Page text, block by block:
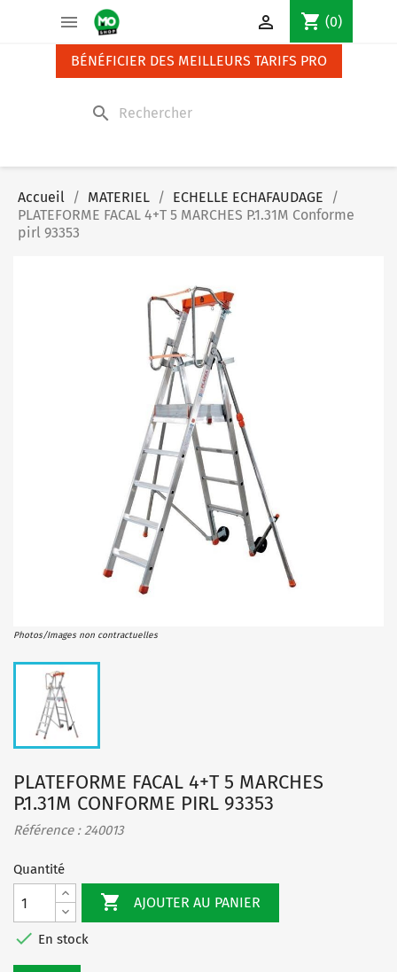
 shopping_cart (0)

BÉNÉFICIER DES MEILLEURS TARIFS PRO
search
Accueil MATERIEL
ECHELLE ECHAFAUDAGE
PLATEFORME FACAL 4+T 5 MARCHES P.1.31M Conforme
pirl 93353
Photos/Images non contractuelles
PLATEFORME FACAL 4+T 5 MARCHES
P.1.31M CONFORME PIRL 93353
Référence : 240013
Quantité
 AJOUTER AU PANIER
 En stock
Panneau de gestion des cookies